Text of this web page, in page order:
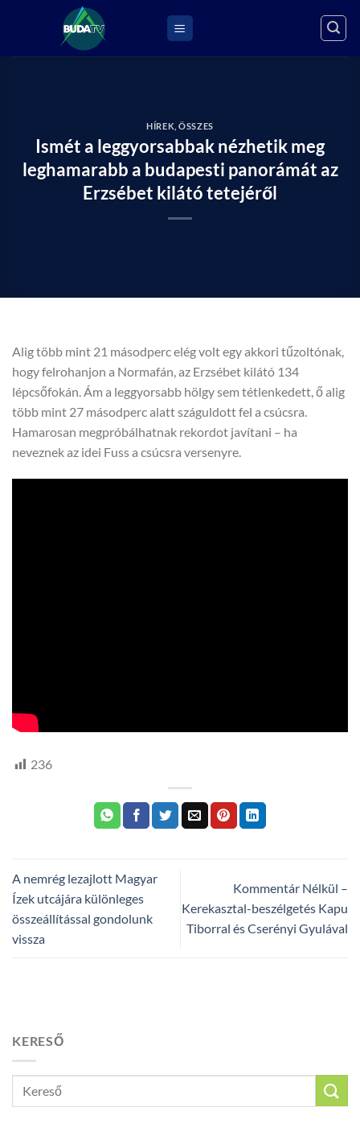
HÍREK ,ÖSSZES
Ismét a leggyorsabbak nézhetik meg
leghamarabb a budapesti panorámát az
Erzsébet kilátó tetejéről
Alig több mint 21 másodperc elég volt egy akkori tűzoltónak,
hogy felrohanjon a Normafán, az Erzsébet kilátó 134
lépcsőfokán. Ám a leggyorsabb hölgy sem tétlenkedett, ő alig
több mint 27 másodperc alatt száguldott fel a csúcsra.
Hamarosan megpróbálhatnak rekordot javítani – ha
neveznek az idei Fuss a csúcsra versenyre.
236
A nemrég lezajlott Magyar
Ízek utcájára különleges
összeállítással gondolunk
vissza
Kommentár Nélkül –
Kerekasztal-beszélgetés Kapu
Tiborral és Cserényi Gyulával
KERESŐ